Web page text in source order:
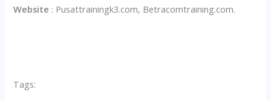
Website : Pusattrainingk3.com, Betracomtraining.com.
Tags: